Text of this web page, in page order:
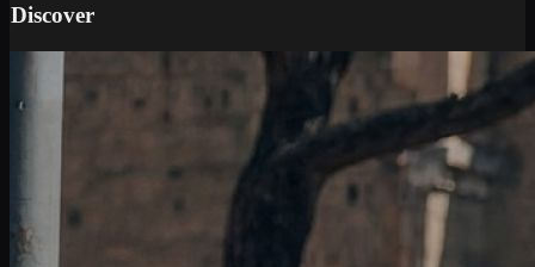
Discover